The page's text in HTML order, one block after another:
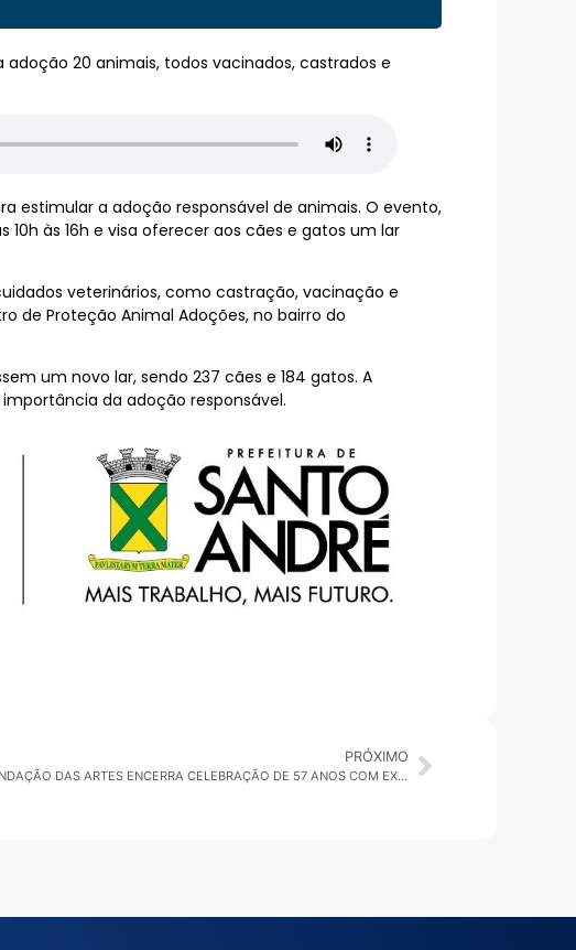
adoção 20 animais, todos vacinados, castrados e
estimular a adoção responsável de animais. O evento,
às 16h e visa oferecer aos cães e gatos um lar
veterinários, como castração, vacinação e
de Proteção Animal Adoções, no bairro do
um novo lar, sendo 237 cães e 184 gatos. A
da adoção responsável.
PRÓXIMO
SÃO CAETANO DO SUL: FUNDAÇÃO DAS ARTES ENCERRA CELEBRAÇÃO DE 57 ANOS COM EXPRESSIVA PARTICIPAÇÃO DO PÚBLICO